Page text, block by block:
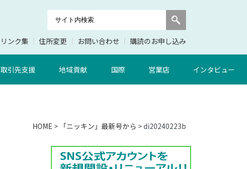
ンク集 住所変更 お問い合わせ 購読のお申し込み
取引先支援 地域貢献 国際 営業店 インタビュー
HOME > 「ニッキン」最新号から > di20240223b